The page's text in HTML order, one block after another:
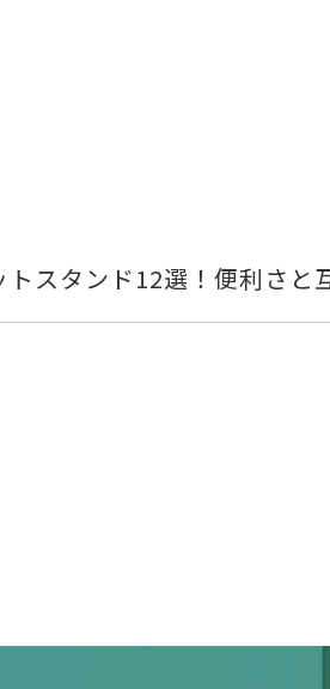
スタンド12選！便利さと